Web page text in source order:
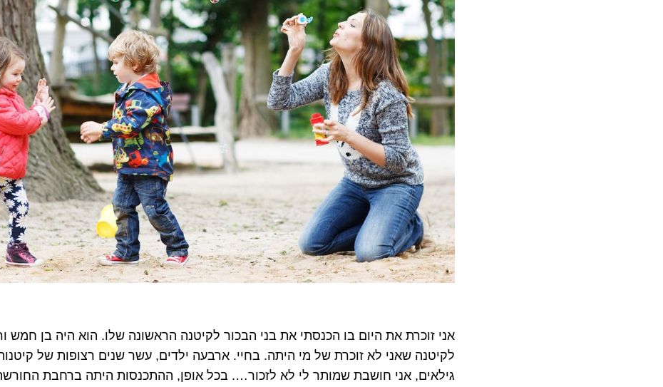
אני זוכרת את היום בו הכנסתי את בני הבכור לקיטנה הראשונה שלו. הוא היה בן חמש
לקיטנה שאני לא זוכרת של מי היתה. בחיי. ארבעה ילדים, עשר שנים רצופות של
גילאים, אני חושבת שמותר לי לא לזכור…. בכל אופן, ההתכנסות היתה ברחבת